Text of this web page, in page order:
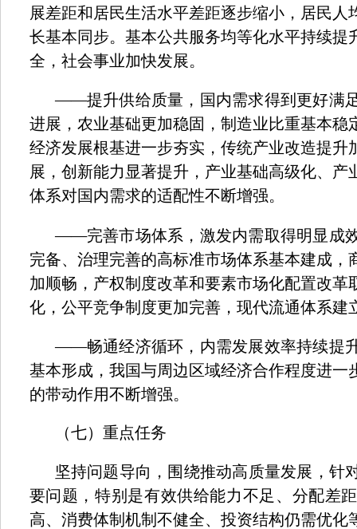
展差距和居民生活水平差距逐步缩小，居民人
长基本同步。基本公共服务均等化水平持续提
全，社会事业加快发展。
——提升供给质量，国内需求得到更好满
进展，农业基础更加稳固，制造业比重基本稳
经济发展根基进一步夯实，传统产业改造提升
展，创新能力显著提升，产业基础高级化、产
体系对国内需求的适配性不断增强。
——完善市场体系，激发内需取得明显成
完备、治理完善的高标准市场体系基本建成，
加顺畅，产权制度改革和要素市场化配置改革
化，公平竞争制度更加完善，现代流通体系建
——畅通经济循环，内需发展效率持续提
基本形成，我国与周边区域经济合作程度进一
的带动作用不断增强。
（七）重点任务
坚持问题导向，围绕推动高质量发展，针
要问题，特别是有效供给能力不足、分配差
高、消费体制机制不健全、投资结构仍需优化